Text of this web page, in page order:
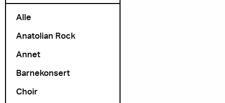
Alle
Anatolian Rock
Annet
Barnekonsert
Choir
Måned
Arrangør